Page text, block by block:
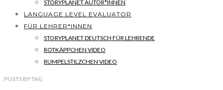
STORYPLANET AUTOR*INNEN
LANGUAGE LEVEL EVALUATOR
FÜR LEHRER*INNEN
STORYPLANET DEUTSCH FÜR LEHRENDE
ROTKÄPPCHEN VIDEO
RUMPELSTILZCHEN VIDEO
POSTS BYTAG